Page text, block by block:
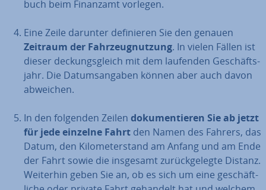
buch beim Finanzamt vorlegen.
Eine Zeile darunter de­fi­nie­ren Sie den genauen
Zeitraum der Fahr­zeug­nut­zung. In vielen Fällen ist
dieser de­ckungs­gleich mit dem laufenden Ge­schäfts­
jahr. Die Da­tums­an­ga­ben können aber auch davon
abweichen.
In den folgenden Zeilen do­ku­men­tie­ren Sie ab jetzt
für jede einzelne Fahrt den Namen des Fahrers, das
Datum, den Ki­lo­me­ter­stand am Anfang und am Ende
der Fahrt sowie die insgesamt zu­rück­ge­leg­te Distanz.
Weiterhin geben Sie an, ob es sich um eine ge­schäft­